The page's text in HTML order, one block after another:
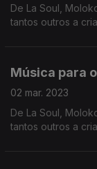
De La Soul,
tantos outros a
Música para
02 mar. 2023
De La Soul,
tantos outros a